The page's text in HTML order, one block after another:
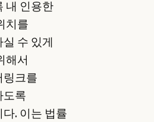
내 인용한
치를
수 있게
해서
링크를
도록
. 이는 법률